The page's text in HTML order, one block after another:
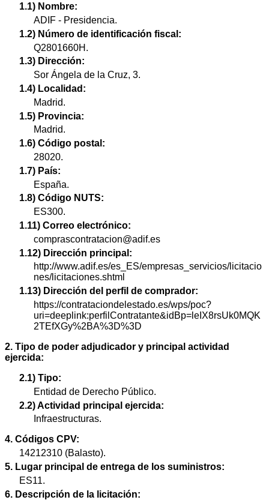
1.1) Nombre:
ADIF - Presidencia.
1.2) Número de identificación fiscal:
Q2801660H.
1.3) Dirección:
Sor Ángela de la Cruz, 3.
1.4) Localidad:
Madrid.
1.5) Provincia:
Madrid.
1.6) Código postal:
28020.
1.7) País:
España.
1.8) Código NUTS:
ES300.
1.11) Correo electrónico:
comprascontratacion@adif.es
1.12) Dirección principal:
http://www.adif.es/es_ES/empresas_servicios/licitacio
nes/licitaciones.shtml
1.13) Dirección del perfil de comprador:
https://contrataciondelestado.es/wps/poc?
uri=deeplink:perfilContratante&idBp=leIX8rsUk0MQK
2TEfXGy%2BA%3D%3D
2. Tipo de poder adjudicador y principal actividad
ejercida:
2.1) Tipo:
Entidad de Derecho Público.
2.2) Actividad principal ejercida:
Infraestructuras.
4. Códigos CPV:
14212310 (Balasto).
5. Lugar principal de entrega de los suministros:
ES11.
6. Descripción de la licitación: